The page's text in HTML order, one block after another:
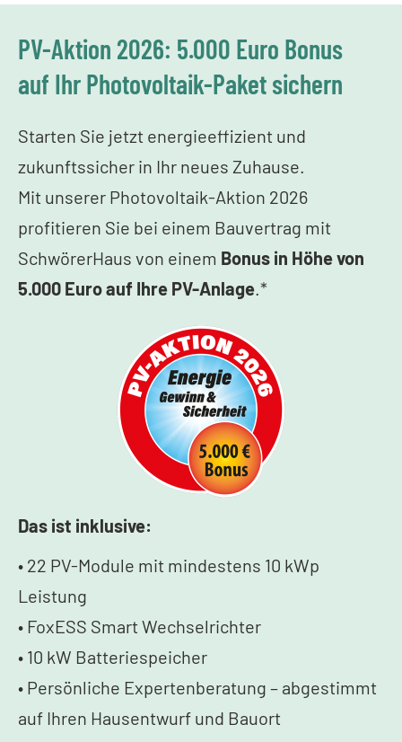
PV-Aktion 2026: 5.000 Euro Bonus
auf Ihr Photovoltaik-Paket sichern
Starten Sie jetzt energieeffizient und
zukunftssicher in Ihr neues Zuhause.
Mit unserer Photovoltaik-Aktion 2026
profitieren Sie bei einem Bauvertrag mit
SchwörerHaus von einem Bonus in Höhe von
5.000 Euro auf Ihre PV-Anlage .*
Das ist inklusive:
• 22 PV-Module mit mindestens 10 kWp
Leistung
• FoxESS Smart Wechselrichter
• 10 kW Batteriespeicher
• Persönliche Expertenberatung – abgestimmt
auf Ihren Hausentwurf und Bauort